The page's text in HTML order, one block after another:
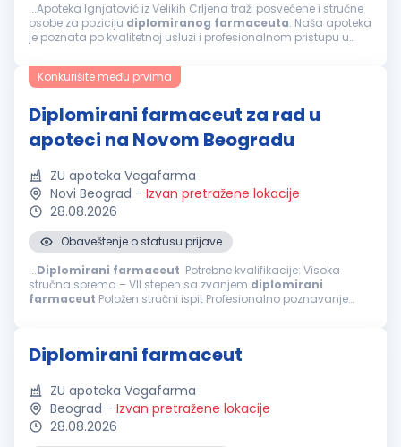
...Apoteka Ignjatović iz Velikih Crljena traži posvećene i stručne
osobe za poziciju diplomiranog farmaceuta. Naša apoteka
je poznata po kvalitetnoj usluzi i profesionalnom pristupu u
dinamičnom...
Konkurišite među prvima
Diplomirani farmaceut za rad u
apoteci na Novom Beogradu
ZU apoteka Vegafarma
Novi Beograd - Izvan pretražene lokacije
28.08.2026
Obaveštenje o statusu prijave
...Diplomirani farmaceut Potrebne kvalifikacije: Visoka
stručna sprema – VII stepen sa zvanjem diplomirani
farmaceut Položen stručni ispit Profesionalno poznavanje
Diplomirani farmaceut
ZU apoteka Vegafarma
Beograd - Izvan pretražene lokacije
28.08.2026